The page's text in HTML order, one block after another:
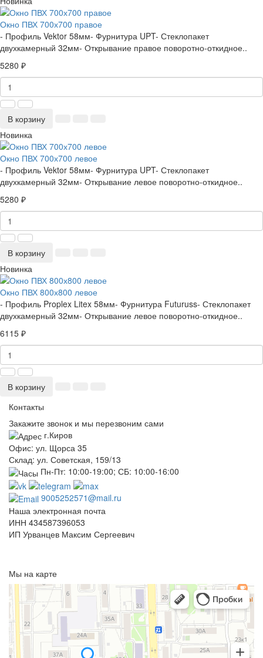
Окно ПВХ 700х700 правое
- Профиль Vektor 58мм- Фурнитура UPT- Стеклопакет
двухкамерный 32мм- Открывание правое поворотно-откидное..
5280 ₽
В корзину
Новинка
Окно ПВХ 700х700 левое
- Профиль Vektor 58мм- Фурнитура UPT- Стеклопакет
двухкамерный 32мм- Открывание левое поворотно-откидное..
5280 ₽
В корзину
Новинка
Окно ПВХ 800х800 левое
- Профиль Proplex Litex 58мм- Фурнитура Futuruss- Стеклопакет
двухкамерный 32мм- Открывание левое поворотно-откидное..
6115 ₽
В корзину
Контакты
Закажите звонок и мы перезвоним сами
г.Киров
Офис: ул. Щорса 35
Склад: ул. Советская, 159/13
Пн-Пт: 10:00-19:00; СБ: 10:00-16:00
9005252571@mail.ru
Наша электронная почта
ИНН 434587396053
ИП Урванцев Максим Сергеевич
Мы на карте